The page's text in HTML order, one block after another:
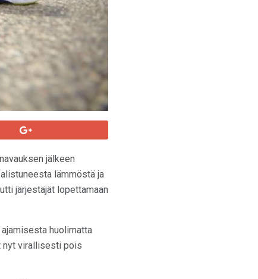
jälkeen
lämmöstä ja
järjestäjät lopettamaan
huolimatta
nyt virallisesti pois